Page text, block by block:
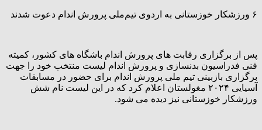
۶ ورزشکار خوزستانی به اردوی تیم‌ملی پرورش اندام دعوت شدند
پس از برگزاری رقابت های پرورش اندام باشگاه های کشور، کمیته
فنی فدراسیون بدنسازی و پرورش اندام لیست منتخب خود را جهت
برگزاری بازبینی تیم ملی پرورش اندام برای حضور در مسابقات
آسیایی ۲۰۲۴ مغولستان اعلام کرد که در این لیست نام شش
ورزشکار خوزستانی نیز دیده می شود.